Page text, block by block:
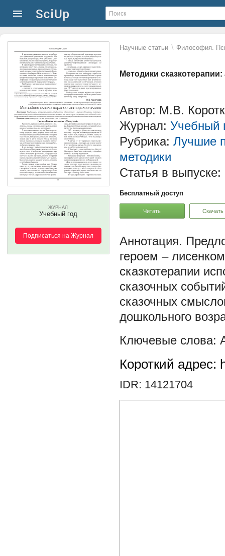
Научные статьи \ Философия.
Методики сказкотерапии:
ЖУРНАЛ
Учебный год
Подписаться на Журнал
Автор: М.В.
Журнал: Учебный
Рубрика: Лучшие
методики
Статья в выпуске:
Бесплатный доступ
Читать Скачать
героем –
сказкотерапии
сказочных
сказочных
дошкольного
Короткий адрес:
IDR: 14121704